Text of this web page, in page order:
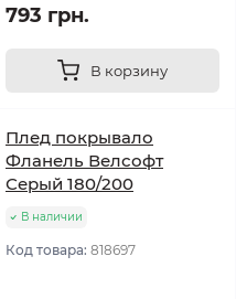
793 грн.
В корзину
Плед покрывало
Фланель Велсофт
Серый 180/200
В наличии
Код товара: 818697